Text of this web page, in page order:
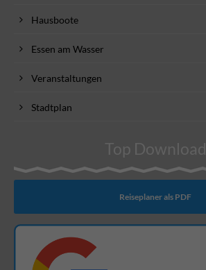
Hausboote
Essen am Wasser
Veranstaltungen
Stadtplan
Top Download
Reiseplaner als PDF